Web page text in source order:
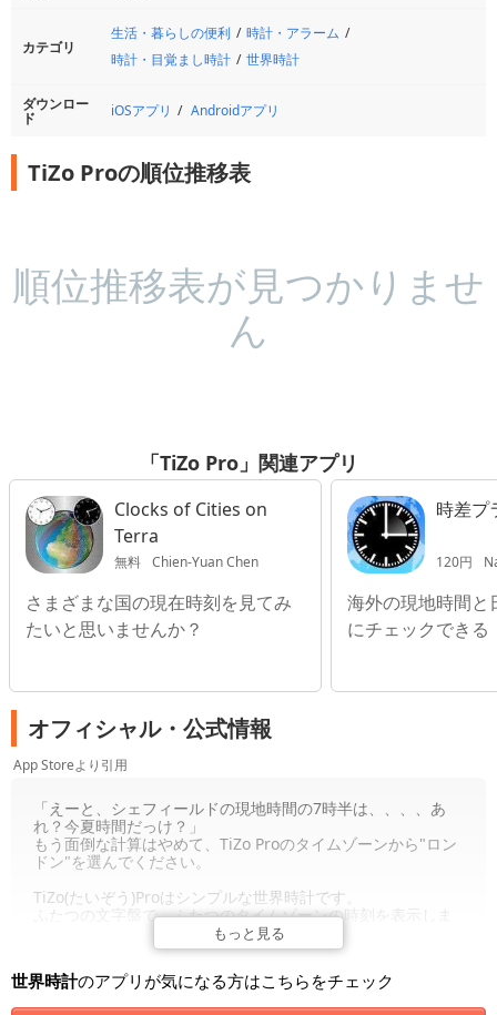
カテゴリ
生活・暮らしの便利
時計・アラーム
時計・目覚まし時計
世界時計
ダウンロー
ド iOSアプリ Androidアプリ
TiZo Proの順位推移表
順位推移表が見つかりませ
ん
「TiZo Pro」関連アプリ
Clocks of Cities on
Terra
無料 Chien-Yuan Chen
さまざまな国の現在時刻を見てみ
たいと思いませんか？
時差プ
120円
海外の現地時間と
にチェックできる
オフィシャル・公式情報
App Storeより引用
もっと見る
「えーと、シェフィールドの現地時間の7時半は、、、、あ
れ？今夏時間だっけ？」
もう面倒な計算はやめて、TiZo Proのタイムゾーンから"ロン
ドン"を選んでください。
TiZo(たいぞう)Proはシンプルな世界時計です。
ふたつの文字盤で、ふたつのタイムゾーンの時刻を表示しま
たったそれだけですが、海外のビッグイベントをTV観戦する
ときなどに実力を発揮します。
TiZo Proのタイムゾーンは、約130の都市から選ぶことができ
世界時計のアプリが気になる方はこちらをチェック